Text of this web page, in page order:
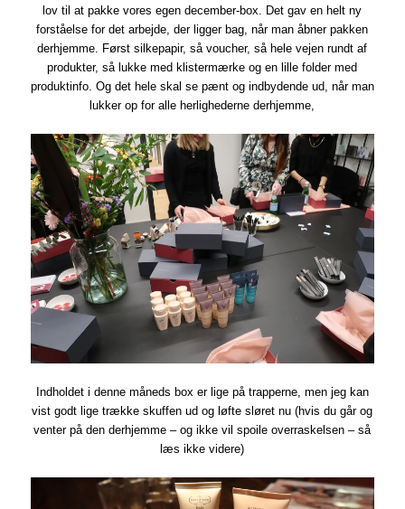
lov til at pakke vores egen december-box. Det gav en helt ny
forståelse for det arbejde, der ligger bag, når man åbner pakken
derhjemme. Først silkepapir, så voucher, så hele vejen rundt af
produkter, så lukke med klistermærke og en lille folder med
produktinfo. Og det hele skal se pænt og indbydende ud, når man
lukker op for alle herlighederne derhjemme,
Indholdet i denne måneds box er lige på trapperne, men jeg kan
vist godt lige trække skuffen ud og løfte sløret nu (hvis du går og
venter på den derhjemme – og ikke vil spoile overraskelsen – så
læs ikke videre)